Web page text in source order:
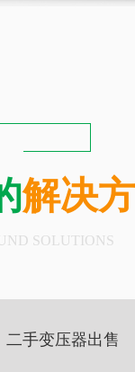
解决
SOLUTIONS
二手变压器出售